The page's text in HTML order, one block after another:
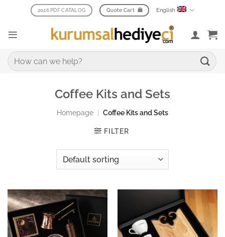
2026 PDF CATALOG Quote Cart English
Search
for:
Coffee Kits and Sets
Homepage Coffee Kits and Sets
FILTER